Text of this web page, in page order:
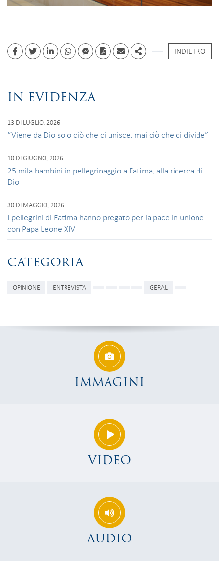
FacebookTwitterLinkedinwhatsappfacebook messenger
PDF EmailShare
INDIETRO
IN EVIDENZA
13 DI LUGLIO, 2026
“Viene da Dio solo ciò che ci unisce, mai ciò che ci divide”
10 DI GIUGNO, 2026
25 mila bambini in pellegrinaggio a Fatima, alla ricerca di
Dio
30 DI MAGGIO, 2026
I pellegrini di Fatima hanno pregato per la pace in unione
con Papa Leone XIV
CATEGORIA
OPINIONE ENTREVISTA GERAL
IMMAGINI
VIDEO
AUDIO